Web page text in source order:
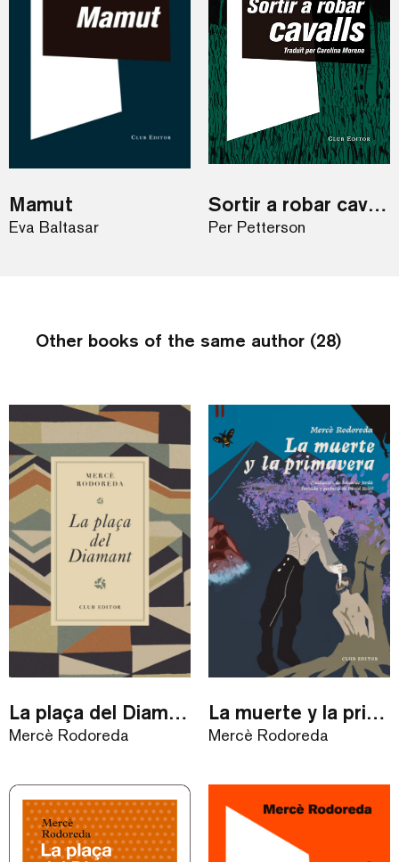
Mamut
Eva Baltasar
Sortir a robar cavalls
Per Petterson
Other books of the same author (28)
La plaça del Diamant
Mercè Rodoreda
La muerte y la primavera
Mercè Rodoreda